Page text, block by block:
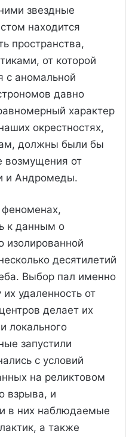
звездные
находится
пространства,
от которой
с аномальной
давно
характер
окрестностях,
должны были бы
возмущения от
и Андромеды.
феноменах,
к данным о
изолированной
десятилетий
Выбор пал именно
удаленность от
делает их
локального
запустили
с условий
на реликтовом
взрыва, и
в них наблюдаемые
а также